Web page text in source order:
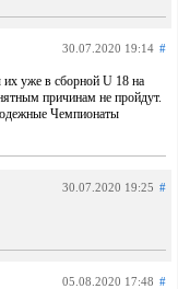
30.07.2020 19:14 #
уже в сборной U 18 на
причинам не пройдут.
Чемпионаты
30.07.2020 19:25 #
05.08.2020 17:48 #